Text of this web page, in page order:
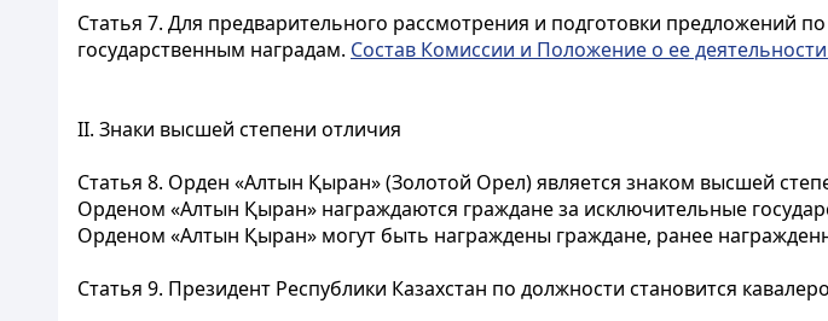
Статья 7. Для предварительного рассмотрения и подготовки предложений
государственным наградам. Состав Комиссии и Положение о ее
II. Знаки высшей степени отличия
Статья 8. Орден «Алтын Қыран» (Золотой Орел) является знаком высшей
Орденом «Алтын Қыран» награждаются граждане за исключительные
Орденом «Алтын Қыран» могут быть награждены граждане, ранее
Статья 9. Президент Республики Казахстан по должности становится